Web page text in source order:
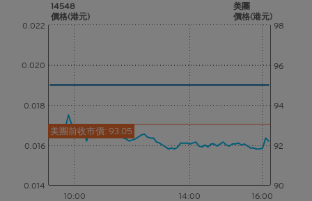
14548
價格(港元)
美團
價格(港元)
10:00 14:00 16:00
0.014
0.016
0.018
0.020
0.022
90
92
94
96
98
美團前收市價: 93.05